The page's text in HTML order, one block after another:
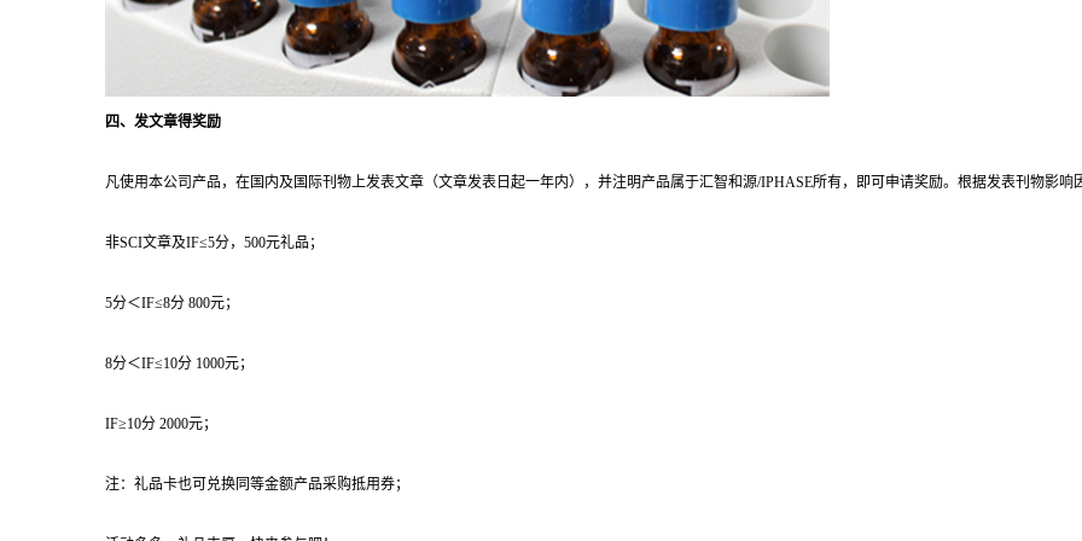
四、发文章得奖励
凡使用本公司产品，在国内及国际刊物上发表文章（文章发表日起一年内），并注明产品属于汇智和源/IPHASE所有，即可申请奖励。根据发表刊物影响
非SCI文章及IF≤5分，500元礼品；
5分＜IF≤8分 800元；
8分＜IF≤10分 1000元；
IF≥10分 2000元；
注：礼品卡也可兑换同等金额产品采购抵用券；